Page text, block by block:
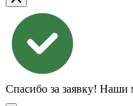
Спасибо за заявку! Наши